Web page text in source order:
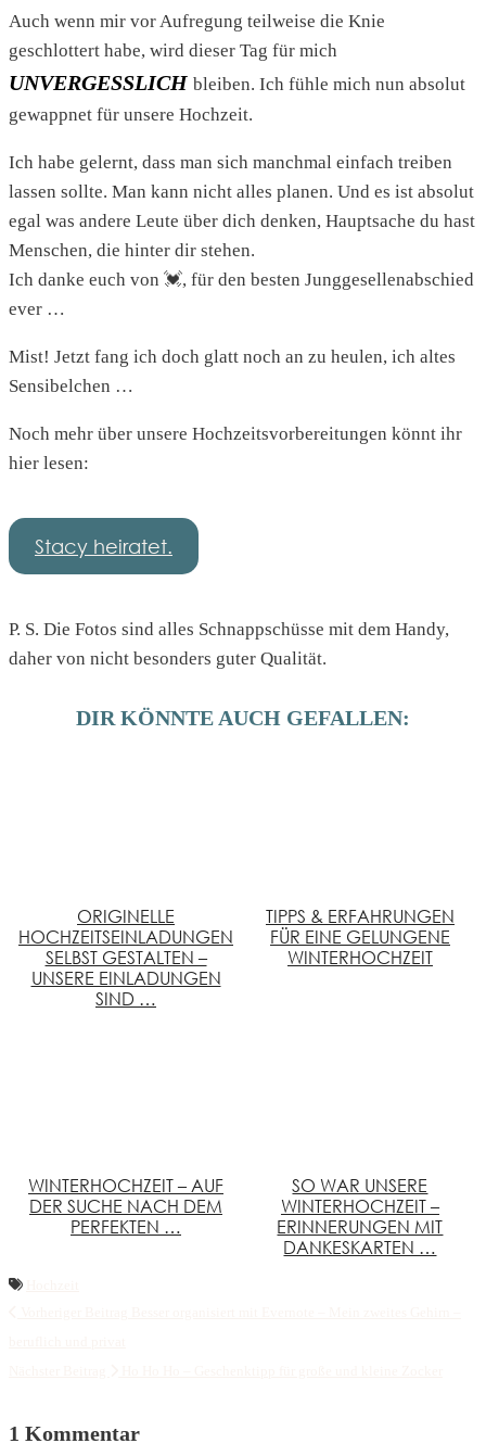
Auch wenn mir vor Aufregung teilweise die Knie
geschlottert habe, wird dieser Tag für mich
UNVERGESSLICH bleiben. Ich fühle mich nun absolut
gewappnet für unsere Hochzeit.
Ich habe gelernt, dass man sich manchmal einfach treiben
lassen sollte. Man kann nicht alles planen. Und es ist absolut
egal was andere Leute über dich denken, Hauptsache du hast
Menschen, die hinter dir stehen.
Ich danke euch von 💓, für den besten Junggesellenabschied
ever …
Mist! Jetzt fang ich doch glatt noch an zu heulen, ich altes
Sensibelchen …
Noch mehr über unsere Hochzeitsvorbereitungen könnt ihr
hier lesen:
Stacy heiratet.
P. S. Die Fotos sind alles Schnappschüsse mit dem Handy,
daher von nicht besonders guter Qualität.
DIR KÖNNTE AUCH GEFALLEN:
ORIGINELLE
HOCHZEITSEINLADUNGEN
SELBST GESTALTEN –
UNSERE EINLADUNGEN
SIND …
TIPPS & ERFAHRUNGEN
FÜR EINE GELUNGENE
WINTERHOCHZEIT
WINTERHOCHZEIT – AUF
DER SUCHE NACH DEM
PERFEKTEN …
SO WAR UNSERE
WINTERHOCHZEIT –
ERINNERUNGEN MIT
DANKESKARTEN …
1 Kommentar